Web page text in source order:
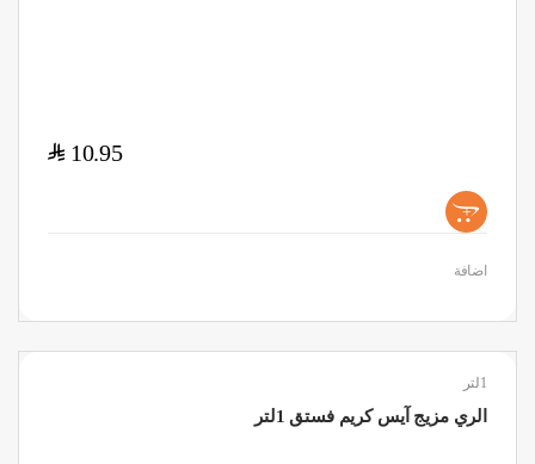
10.95
$
+
اضافة
1لتر
الري مزيج آيس كريم فستق 1لتر